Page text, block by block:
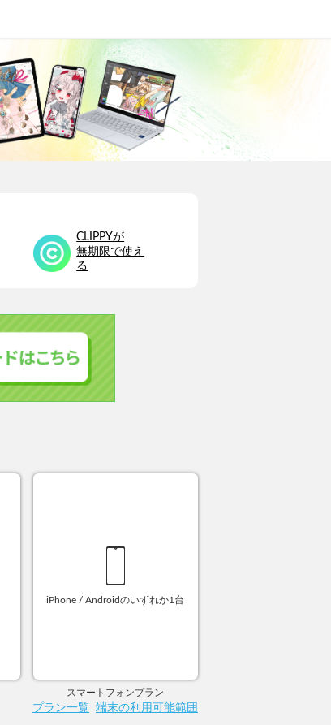
CLIPPYが
無期限で使え
る
iPhone / Androidのいずれか1台
スマートフォンプラン
プラン一覧 端末の利用可能範囲